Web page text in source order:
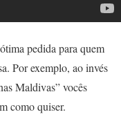
pedida para quem
Por exemplo, ao invés
Maldivas” vocês
como quiser.